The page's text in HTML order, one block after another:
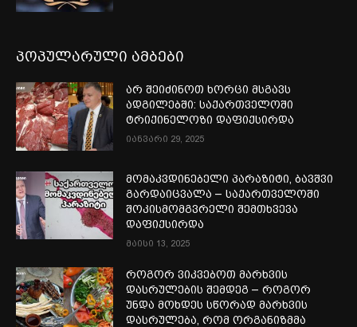
პოპულარული ამბები
არ შეიძინოთ ხორცი მსგავს
ადგილებში: საქართველოში
ტრიქინელოზი დაფიქსირდა
იანვარი 29, 2025
მომაკვდინებელი პარაზიტი, ბავშვი
გარდაიცვალა – საქართველოში
შოკისმომგვრელი შემთხვევა
დაფიქსირდა
მაისი 13, 2025
როგორ ვიკვებოთ მარხვის
დასრულების შემდეგ – როგორ
უნდა მოხდეს სწორად მარხვის
დასრულება, რომ ორგანიზმმა